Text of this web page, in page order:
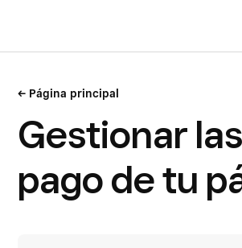
Página principal
Gestionar
pago de tu